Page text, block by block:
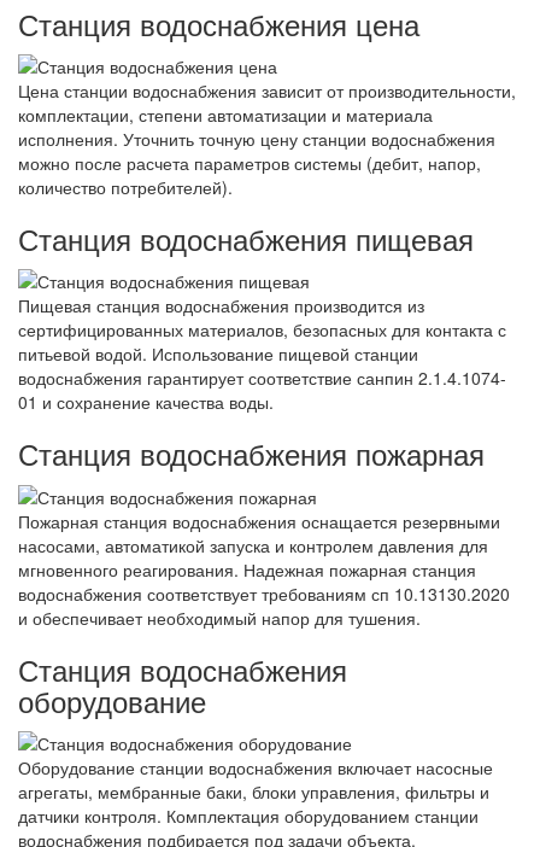
Станция водоснабжения цена
Цена станции водоснабжения зависит от производительности,
комплектации, степени автоматизации и материала
исполнения. Уточнить точную цену станции водоснабжения
можно после расчета параметров системы (дебит, напор,
количество потребителей).
Станция водоснабжения пищевая
Пищевая станция водоснабжения производится из
сертифицированных материалов, безопасных для контакта с
питьевой водой. Использование пищевой станции
водоснабжения гарантирует соответствие санпин 2.1.4.1074-
01 и сохранение качества воды.
Станция водоснабжения пожарная
Пожарная станция водоснабжения оснащается резервными
насосами, автоматикой запуска и контролем давления для
мгновенного реагирования. Надежная пожарная станция
водоснабжения соответствует требованиям сп 10.13130.2020
и обеспечивает необходимый напор для тушения.
Станция водоснабжения
оборудование
Оборудование станции водоснабжения включает насосные
агрегаты, мембранные баки, блоки управления, фильтры и
датчики контроля. Комплектация оборудованием станции
водоснабжения подбирается под задачи объекта.